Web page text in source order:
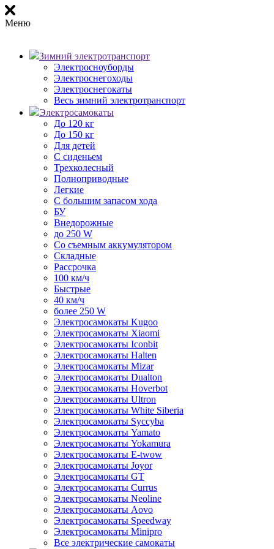
Меню
Зимний электротранспорт
Электросноуборды
Электроснегоходы
Электроснегокаты
Весь зимний электротранспорт
Электросамокаты
До 120 кг
До 150 кг
Для детей
С сиденьем
Трехколесный
Полноприводные
Легкие
С большим запасом хода
БУ
Внедорожные
до 250 W
Со съемным аккумулятором
Складные
Рассрочка
100 км/ч
Быстрые
40 км/ч
более 250 W
Электросамокаты Kugoo
Электросамокаты Xiaomi
Электросамокаты Iconbit
Электросамокаты Halten
Электросамокаты Mizar
Электросамокаты Dualton
Электросамокаты Hoverbot
Электросамокаты Ultron
Электросамокаты White Siberia
Электросамокаты Syccyba
Электросамокаты Yamato
Электросамокаты Yokamura
Электросамокаты E-twow
Электросамокаты Joyor
Электросамокаты GT
Электросамокаты Currus
Электросамокаты Neoline
Электросамокаты Aovo
Электросамокаты Speedway
Электросамокаты Minipro
Все электрические самокаты